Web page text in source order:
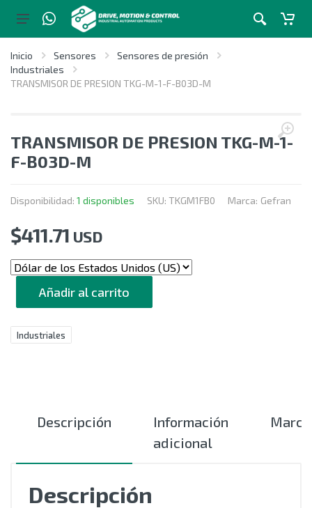
Inicio Sensores
Sensores de presión
Industriales
TRANSMISOR DE PRESION TKG-M-1-F-B03D-M
TRANSMISOR DE PRESION TKG-M-1-
F-B03D-M
Disponibilidad: 1 disponibles SKU: TKGM1FB0 Marca: Gefran
$411.71 USD
CANTIDAD
Añadir al carrito
Industriales
Descripción
Información
adicional
Marca
Descripción